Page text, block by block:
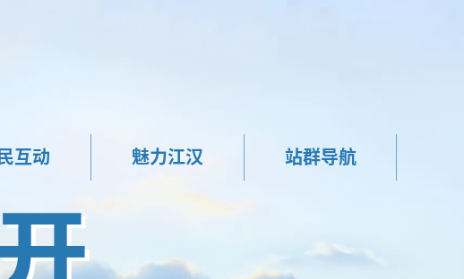
互动 魅力江汉 站群导航